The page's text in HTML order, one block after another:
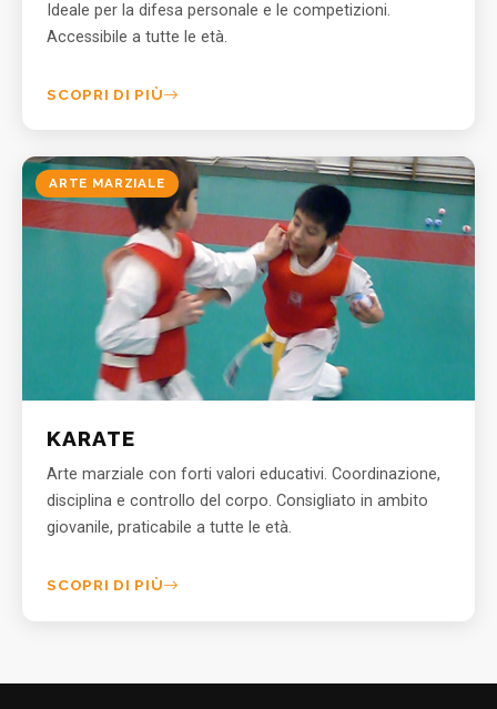
Ideale per la difesa personale e le competizioni.
Accessibile a tutte le età.
SCOPRI DI PIÙ
ARTE MARZIALE
KARATE
Arte marziale con forti valori educativi. Coordinazione,
disciplina e controllo del corpo. Consigliato in ambito
giovanile, praticabile a tutte le età.
SCOPRI DI PIÙ